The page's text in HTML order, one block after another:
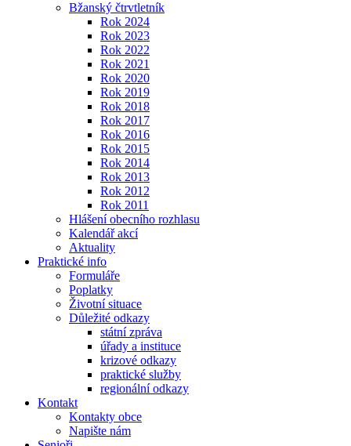
Bžanský čtrvtletník
Rok 2024
Rok 2023
Rok 2022
Rok 2021
Rok 2020
Rok 2019
Rok 2018
Rok 2017
Rok 2016
Rok 2015
Rok 2014
Rok 2013
Rok 2012
Rok 2011
Hlášení obecního rozhlasu
Kalendář akcí
Aktuality
Praktické info
Formuláře
Poplatky
Životní situace
Důležité odkazy
státní zpráva
úřady a instituce
krizové odkazy
praktické služby
regionální odkazy
Kontakt
Kontakty obce
Napište nám